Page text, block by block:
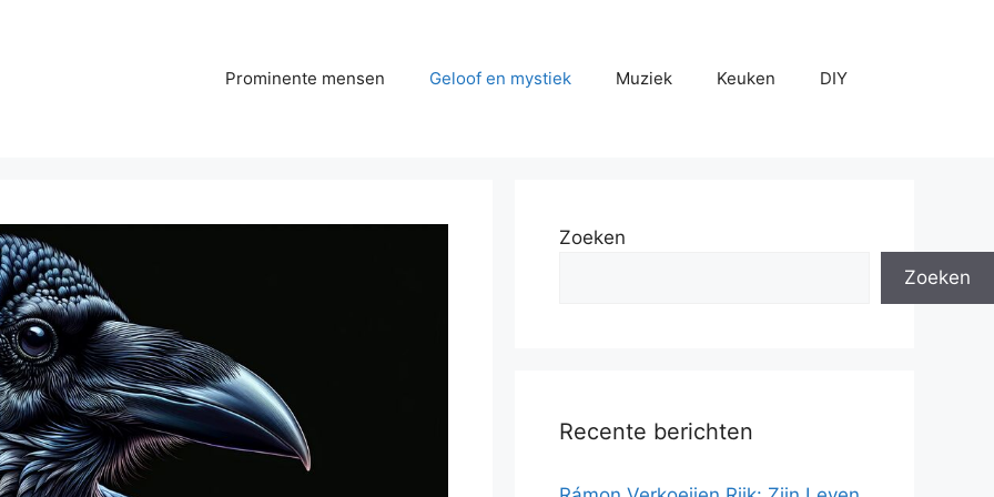
Prominente mensen Geloof en mystiek Muziek Keuken DIY
Zoeken
Zoeken
Recente berichten